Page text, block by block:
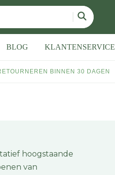
BLOG KLANTENSERVICE
BINNEN 30 DAGEN
hoogstaande
van